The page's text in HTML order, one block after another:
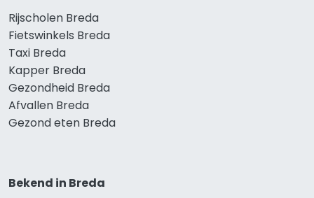
Rijscholen Breda
Fietswinkels Breda
Taxi Breda
Kapper Breda
Gezondheid Breda
Afvallen Breda
Gezond eten Breda
Bekend in Breda